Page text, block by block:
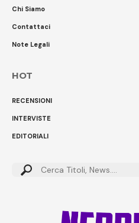
Chi Siamo
Contattaci
Note Legali
HOT
RECENSIONI
INTERVISTE
EDITORIALI